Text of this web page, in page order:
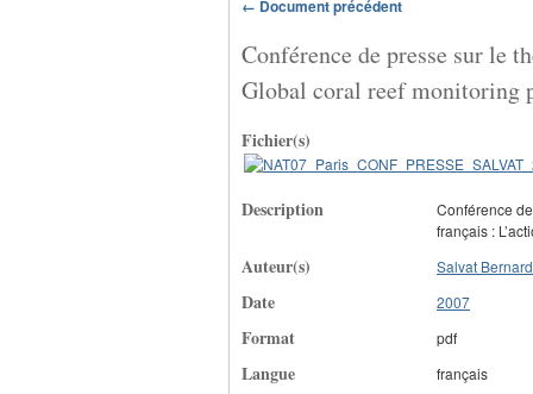
← Document précédent
Conférence de presse sur le
Global coral reef monitoring
Fichier(s)
Description
Conférence
français :
Auteur(s) Salvat Bernard
Date 2007
Format pdf
Langue français